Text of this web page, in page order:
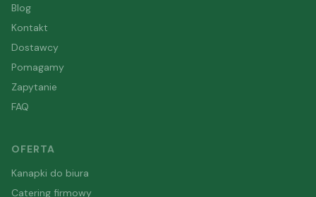
Blog
Kontakt
Dostawcy
Pomagamy
Zapytanie
FAQ
OFERTA
Kanapki do biura
Catering firmowy